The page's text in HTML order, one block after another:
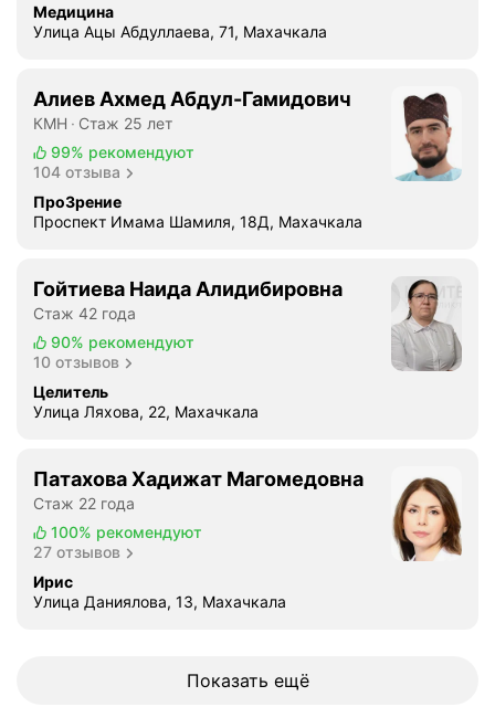
Медицина
Улица Ацы Абдуллаева, 71, Махачкала
Алиев Ахмед Абдул-Гамидович
КМН
Стаж 25 лет
99% рекомендуют
104 отзыва
ПроЗрение
Проспект Имама Шамиля, 18Д, Махачкала
Гойтиева Наида Алидибировна
Стаж 42 года
90% рекомендуют
10 отзывов
Целитель
Улица Ляхова, 22, Махачкала
Патахова Хадижат Магомедовна
Стаж 22 года
100% рекомендуют
27 отзывов
Ирис
Улица Даниялова, 13, Махачкала
Показать ещё